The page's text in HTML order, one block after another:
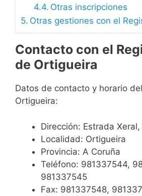
Otras inscripciones
Otras gestiones con el
Contacto con el
de Ortigueira
Datos de contacto y horario
Ortigueira:
Dirección: Estrada
Localidad: Ortigueira
Provincia: A Coruña
Teléfono: 981337544,
981337545
Fax: 981337548,